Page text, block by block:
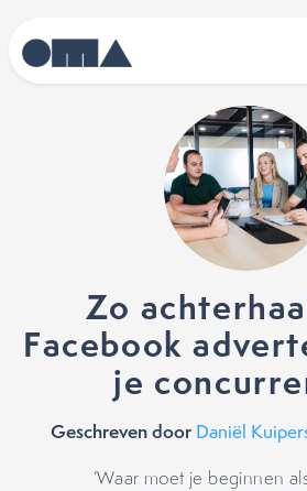
Zo
Facebook
je
Geschreven door Daniël
‘Waar moet je beginnen